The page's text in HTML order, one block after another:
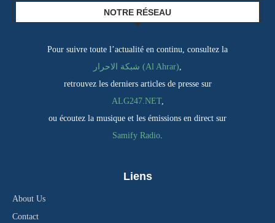
NOTRE RÉSEAU
Pour suivre toute l’actualité en continu, consultez la
شبكة الاحرار (Al Ahrar),
retrouvez les derniers articles de presse sur
ALG247.NET,
ou écoutez la musique et les émissions en direct sur
Samify Radio.
Liens
About Us
Contact